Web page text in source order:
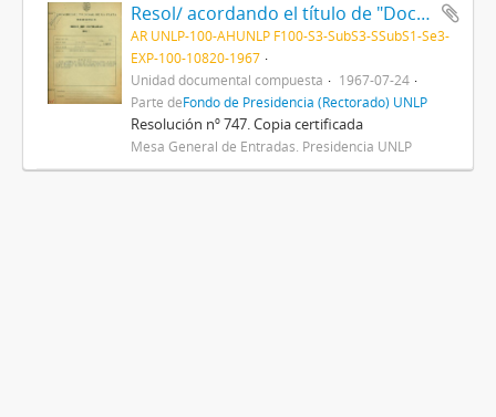
Resol/ acordando el título de "Doctor Honoris Causa" al Dr. Albert Sabin, y disponiendo que el acto de entrega del mismo se efectúe el día 28 del actual, en esta Presidencia 1967
AR UNLP-100-AHUNLP F100-S3-SubS3-SSubS1-Se3-
EXP-100-10820-1967
Unidad documental compuesta
1967-07-24
Parte deFondo de Presidencia (Rectorado) UNLP
Resolución nº 747. Copia certificada
Mesa General de Entradas. Presidencia UNLP